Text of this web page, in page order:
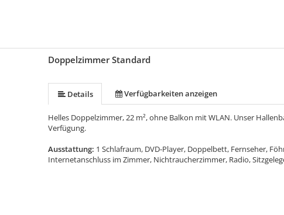
Doppelzimmer Standard
Details Verfügbarkeiten anzeigen
Helles Doppelzimmer, 22 m², ohne Balkon mit WLAN. Unser
Verfügung.
Ausstattung: 1 Schlafraum, DVD-Player, Doppelbett, Fernseher,
Internetanschluss im Zimmer, Nichtraucherzimmer, Radio,